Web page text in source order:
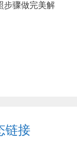
步骤做完美解
链接